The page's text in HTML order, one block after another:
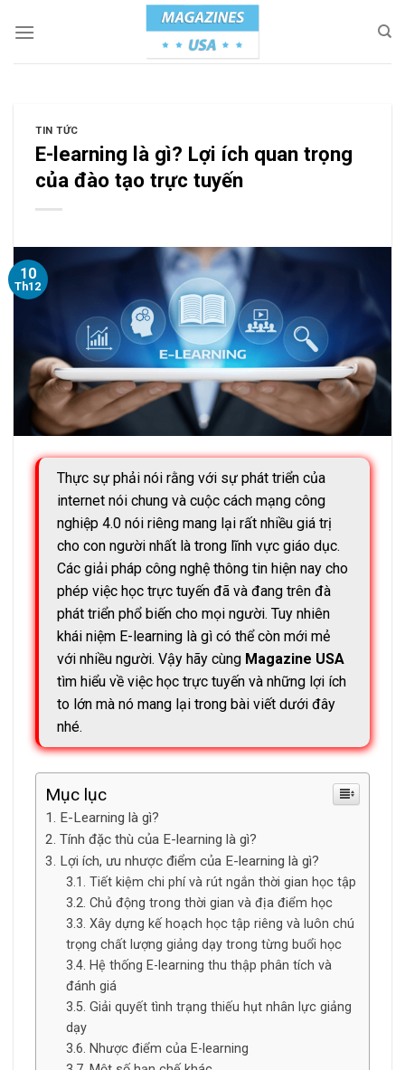
TIN TỨC
E-learning là gì? Lợi ích quan trọng
của đào tạo trực tuyến
10
Th12
Thực sự phải nói rằng với sự phát triển của
internet nói chung và cuộc cách mạng công
nghiệp 4.0 nói riêng mang lại rất nhiều giá trị
cho con người nhất là trong lĩnh vực giáo dục.
Các giải pháp công nghệ thông tin hiện nay cho
phép việc học trực tuyến đã và đang trên đà
phát triển phổ biến cho mọi người. Tuy nhiên
khái niệm E-learning là gì có thể còn mới mẻ
với nhiều người. Vậy hãy cùng Magazine USA
tìm hiểu về việc học trực tuyến và những lợi ích
to lớn mà nó mang lại trong bài viết dưới đây
nhé.
Mục lục
E-Learning là gì?
Tính đặc thù của E-learning là gì?
Lợi ích, ưu nhược điểm của E-learning là gì?
Tiết kiệm chi phí và rút ngắn thời gian học tập
Chủ động trong thời gian và địa điểm học
Xây dựng kế hoạch học tập riêng và luôn chú
trọng chất lượng giảng dạy trong từng buổi học
Hệ thống E-learning thu thập phân tích và
đánh giá
Giải quyết tình trạng thiếu hụt nhân lực giảng
dạy
Nhược điểm của E-learning